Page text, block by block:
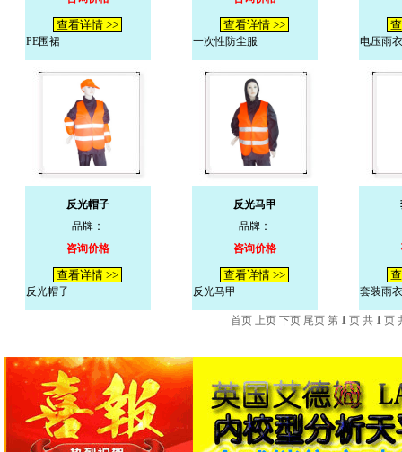
查看详情 >>
PE围裙
查看详情 >>
一次性防尘服 电压雨衣
反光帽子
品牌：
咨询价格
查看详情 >>
反光帽子
反光马甲
品牌：
咨询价格
查看详情 >>
反光马甲 套装雨衣
首页 上页 下页 尾页 第 1 页 共 1 页